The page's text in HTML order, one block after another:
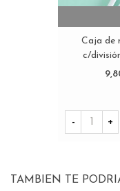
Caja de
c/
- +
TAMBIEN TE